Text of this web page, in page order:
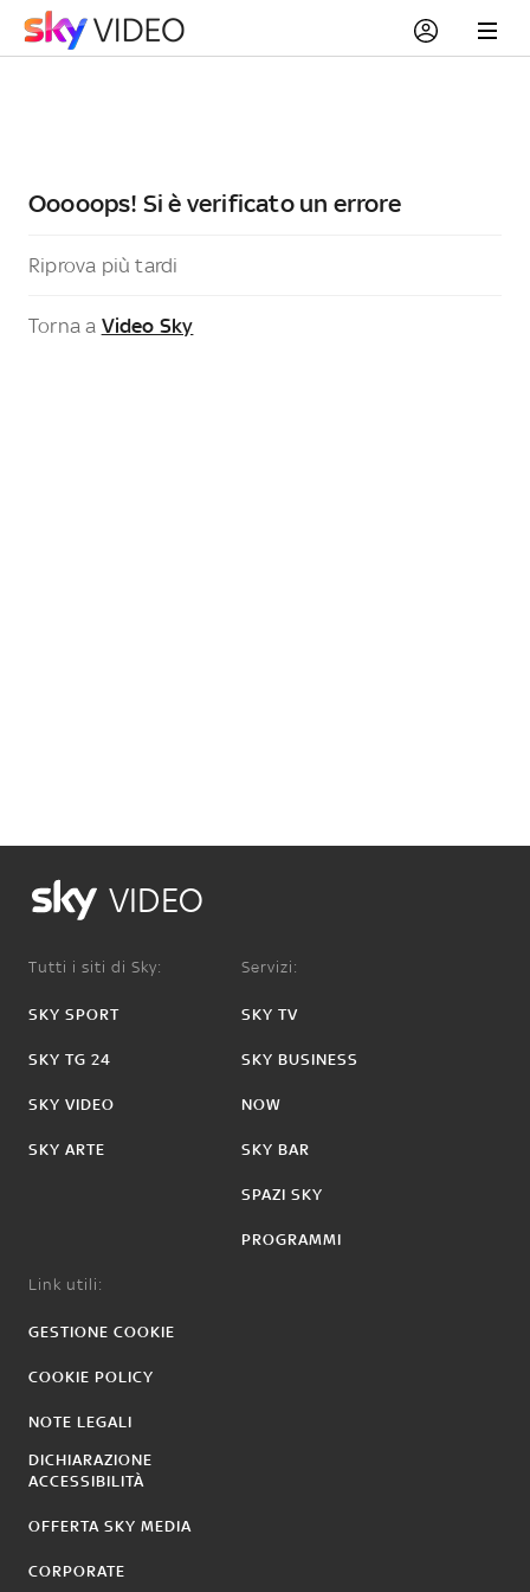
Ooooops! Si è verificato un errore
Riprova più tardi
Torna a Video Sky
VIDEO
Tutti i siti di Sky:
SKY SPORT
SKY TG 24
SKY VIDEO
SKY ARTE
Servizi:
SKY TV
SKY BUSINESS
NOW
SKY BAR
SPAZI SKY
PROGRAMMI
Link utili:
GESTIONE COOKIE
COOKIE POLICY
NOTE LEGALI
DICHIARAZIONE
ACCESSIBILITÀ
OFFERTA SKY MEDIA
CORPORATE